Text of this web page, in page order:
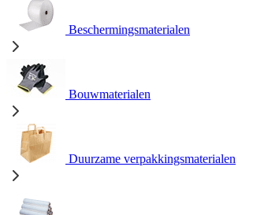
Beschermingsmaterialen
Bouwmaterialen
Duurzame verpakkingsmaterialen